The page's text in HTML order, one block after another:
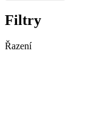
Filtry
Řazení